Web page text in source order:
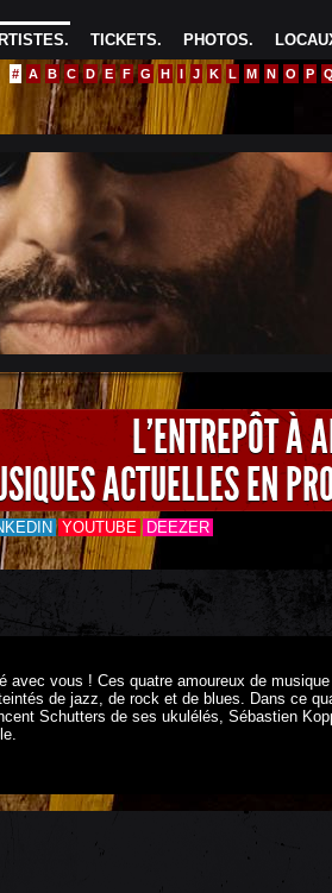
PHOTOS.
TICKETS.
.
# A B C D E F G H I J K L M N O P
L'ENTREPÔT À
ACTUELLES EN
YOUTUBE DEEZER
avec vous ! Ces quatre amoureux de
de jazz, de rock et de blues. Dans ce
Schutters de ses ukulélés, Sébastien